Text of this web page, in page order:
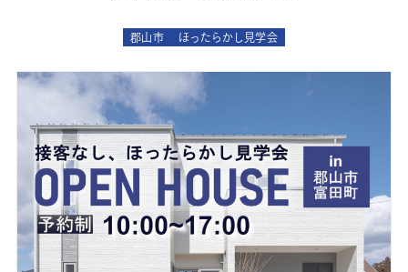
郡山市 ほったらかし見学会